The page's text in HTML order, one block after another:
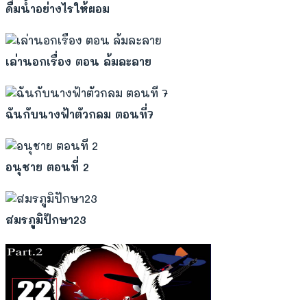
ดื่มน้ำอย่างไรให้ผอม
เล่านอกเรื่อง ตอน ล้มละลาย
ฉันกับนางฟ้าตัวกลม ตอนที่7
อนุชาย ตอนที่ 2
สมรภูมิปักษา23